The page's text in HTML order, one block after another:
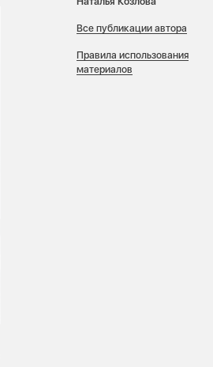
Все публикации автора
Правила использования
материалов